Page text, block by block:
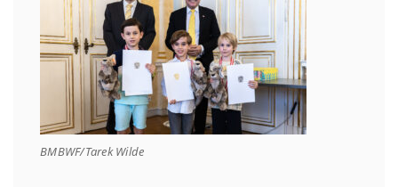
BMBWF/Tarek Wilde